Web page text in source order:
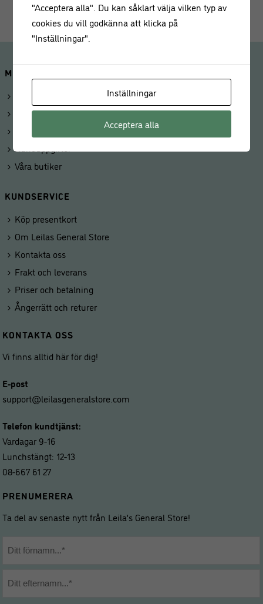
MINA SIDOR
Mitt konto
Kunduppgifter
Våra butiker
KUNDSERVICE
Köp presentkort
Om Leilas General Store
Kontakta oss
Frakt och leverans
Priser och betalning
Ångerrätt och returer
KONTAKTA OSS
Vi finns alltid här för dig!
E-post
support@leilasgeneralstore.com
Telefon kundtjänst:
Vardagar 9-16
Lunchstängt: 12-13
08-667 61 27
PRENUMERERA
Ta del av senaste nytt från Leila’s General Store!
"Acceptera alla". Du kan såklart välja vilken typ av
cookies du vill godkänna att klicka på
"Inställningar".
Inställningar
Acceptera alla